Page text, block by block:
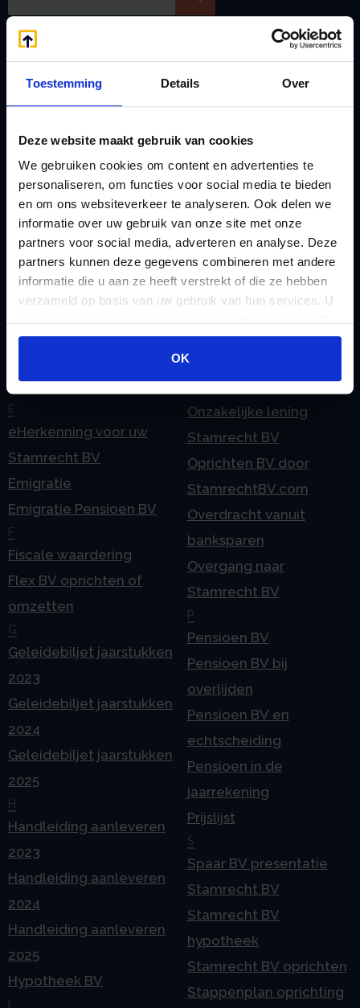
Toestemming Details Over
Deze website maakt gebruik van cookies
We gebruiken cookies om content en advertenties te
personaliseren, om functies voor social media te bieden
en om ons websiteverkeer te analyseren. Ook delen we
informatie over uw gebruik van onze site met onze
partners voor social media, adverteren en analyse. Deze
partners kunnen deze gegevens combineren met andere
informatie die u aan ze heeft verstrekt of die ze hebben
verzameld op basis van uw gebruik van hun services. U
gebruiken.
OK
Handige links
A
Afkoop Stamrecht
Belastingdienst
doorgeven
rekeningnummer
Checklist IB 2023 (PDF)
Checklist IB 2023 (Word)
Checklist IB 2024 (PDF)
Checklist IB 2024 (Word)
Checklist IB 2025 (PDF)
Contact
E
eHerkenning voor uw
Stamrecht BV
Emigratie
Emigratie Pensioen BV
F
Fiscale waardering
Flex BV oprichten of
omzetten
G
Geleidebiljet jaarstukken
2023
Geleidebiljet jaarstukken
2024
Geleidebiljet jaarstukken
2025
H
Handleiding aanleveren
2023
Handleiding aanleveren
2024
Handleiding aanleveren
2025
Hypotheek BV
L
Lijfrente BV
Liquidatie Pensioen BV
Loonadministratie
verzorgen
M
Mogelijkheden
Stamrecht BV
ODV BV
Ontbinden Stamrecht
BV
Onzakelijke lening
Stamrecht BV
Oprichten BV door
StamrechtBV.com
Overdracht vanuit
banksparen
Overgang naar
Stamrecht BV
P
Pensioen BV
Pensioen BV bij
overlijden
Pensioen BV en
echtscheiding
Pensioen in de
jaarrekening
Prijslijst
S
Spaar BV presentatie
Stamrecht BV
Stamrecht BV
hypotheek
Stamrecht BV oprichten
Stappenplan oprichting